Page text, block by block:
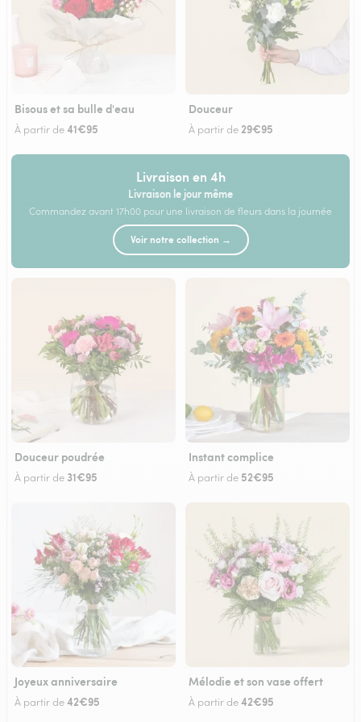
Bisous et sa bulle d'eau
À partir de41€95
Douceur
À partir de 29€95
Livraison en 4h
Livraison le jour même
Commandez avant 17h00 pour une livraison de fleurs dans la journée
Voir notre collection →
Douceur poudrée
À partir de 31€95
Instant complice
À partir de 52€95
Joyeux anniversaire
À partir de42€95
Mélodie et son vase offert
À partir de42€95